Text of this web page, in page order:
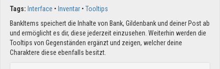
Tags: Interface Inventar
Tooltips
BankItems speichert die Inhalte von Bank, Gildenbank und deiner Post ab
und ermöglicht es dir, diese jederzeit einzusehen. Weiterhin werden die
Tooltips von Gegenständen ergänzt und zeigen, welcher deine
Charaktere diese ebenfalls besitzt.